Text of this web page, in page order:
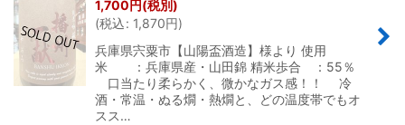
1,700円(税別)
(税込: 1,870円)
兵庫県宍粟市【山陽盃酒造】様より 使用
米 ：兵庫県産・山田錦 精米歩合 ：55％
口当たり柔らかく、微かなガス感！！ 冷
酒・常温・ぬる燗・熱燗と、どの温度帯でもオ
スス…